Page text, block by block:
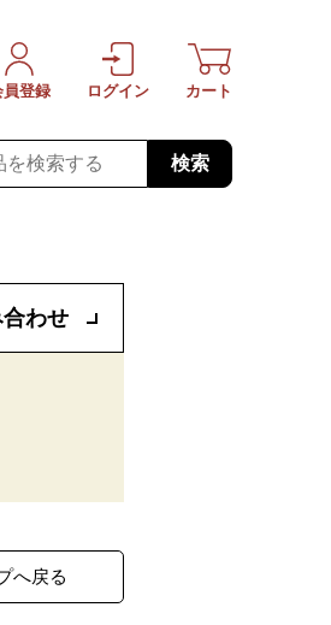
検索
員登録 ログイン カート
わせ
へ戻る